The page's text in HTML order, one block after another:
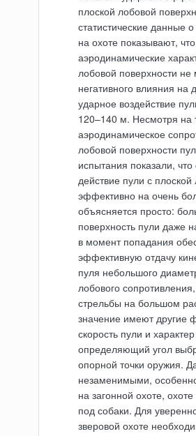
плоской лобовой
статистические данные
на охоте показывают,
аэродинамические
лобовой поверхности не
негативного влияния на
ударное воздействие
120–140 м. Несмотря на
аэродинамическое
лобовой поверхности
испытания показали,
действие пули с
эффективно на очень
объясняется просто:
поверхность пули даже
в момент попадания
эффективную отдачу
пуля небольшого
лобового
стрельбы на большом
значение имеют другие
скорость пули и
определяющий угол
опорной точки оружия.
незаменимыми,
на загонной охоте,
под собаки. Для
зверовой охоте